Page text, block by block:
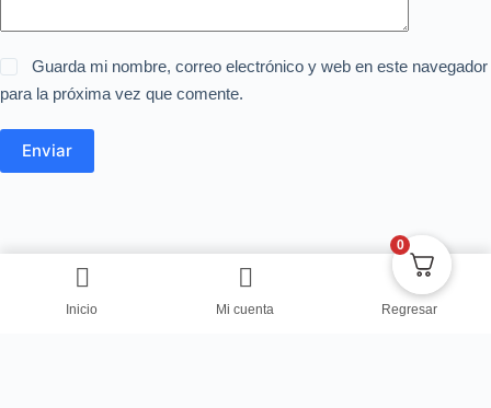
Guarda mi nombre, correo electrónico y web en este navegador
para la próxima vez que comente.
Enviar
Inicio Mi cuenta Regresar
0